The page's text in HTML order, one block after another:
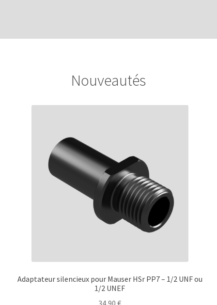
Nouveautés
Adaptateur silencieux pour Mauser HSr PP7 – 1/2 UNF ou
1/2 UNEF
34,90 €